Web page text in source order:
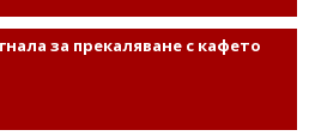
за прекаляване с кафето